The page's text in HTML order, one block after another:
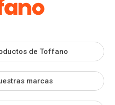
de Toffano
marcas